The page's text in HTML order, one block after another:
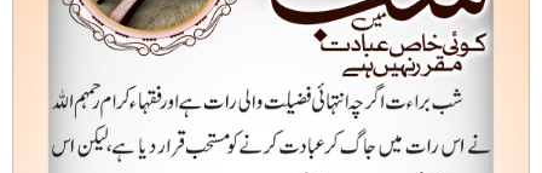
غربت اور پریشانیوں سے دل برداشتہ ہو کر خودکشی کا راستہ اختیار کرنا